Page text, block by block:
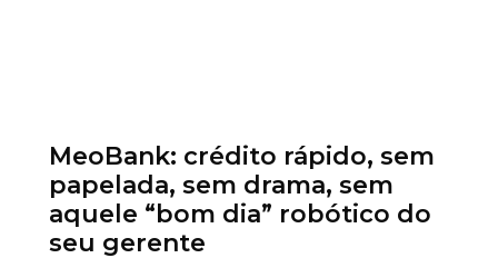
MeoBank: crédito rápido, sem
papelada, sem drama, sem
aquele “bom dia” robótico do
seu gerente